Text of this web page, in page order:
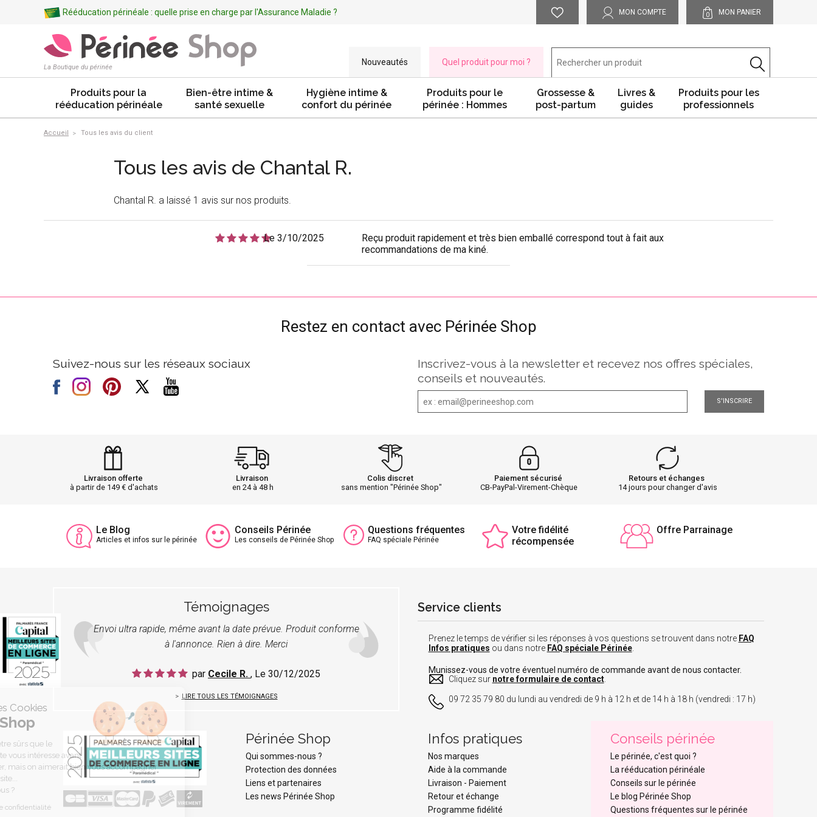
Rééducation périnéale : quelle prise en charge par l'Assurance Maladie ? MON COMPTE 0 MON PANIER
La Boutique du périnée
Nouveautés Quel produit pour moi ?
Produits pour la
rééducation périnéale
Bien-être intime &
santé sexuelle
Hygiène intime &
confort du périnée
Produits pour le
périnée : Hommes
Grossesse &
post-partum
Livres &
guides
Produits pour les
professionnels
Accueil Tous les avis du client
Tous les avis de Chantal R.
Chantal R. a laissé 1 avis sur nos produits.
Le 3/10/2025
Reçu produit rapidement et très bien emballé correspond tout à fait aux
recommandations de ma kiné.
Restez en contact avec Périnée Shop
Suivez-nous sur les réseaux sociaux
Inscrivez-vous à la newsletter et recevez nos offres spéciales,
conseils et nouveautés.
S'INSCRIRE
Livraison offerte
à partir de 149 € d'achats
Livraison
en 24 à 48 h
Colis discret
sans mention "Périnée Shop"
Paiement sécurisé
CB-PayPal-Virement-Chèque
Retours et échanges
14 jours pour changer d'avis
Le Blog
Articles et infos sur le périnée
Conseils Périnée
Les conseils de Périnée Shop
Questions fréquentes
FAQ spéciale Périnée
Votre fidélité
récompensée
Offre Parrainage
Témoignages
Envoi ultra rapide, même avant la date prévue. Produit conforme
à l'annonce. Rien à dire. Merci
par Cecile R. , Le 30/12/2025
LIRE TOUS LES TÉMOIGNAGES
Service clients
Prenez le temps de vérifier si les réponses à vos questions se trouvent dans notre FAQ
Infos pratiques ou dans notre FAQ spéciale Périnée.
Munissez-vous de votre éventuel numéro de commande avant de nous contacter.
Cliquez sur notre formulaire de contact.
09 72 35 79 80 du lundi au vendredi de 9 h à 12 h et de 14 h à 18 h (vendredi : 17 h)
Périnée Shop
Qui sommes-nous ?
Protection des données
Liens et partenaires
Les news Périnée Shop
Infos pratiques
Nos marques
Aide à la commande
Livraison - Paiement
Retour et échange
Programme fidélité
Conseils périnée
Le périnée, c'est quoi ?
La rééducation périnéale
Conseils sur le périnée
Le blog Périnée Shop
Questions fréquentes sur le périnée
C'est nous...les Cookies
Périnée Shop
On a attendu d'être sûrs que le
contenu de ce site vous intéresse avant
de vous déranger, mais on aimerait bien vous accompagner
pendant votre visite...
C'est OK pour vous ?
Lire la politique de confidentialité